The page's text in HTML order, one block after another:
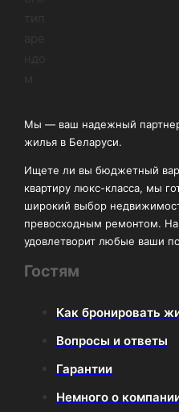
Мы — ваш надежный
жилья в Беларуси.
Ищете ли вы бюджетный
квартиру люкс-класса, мы
широкий выбор
превосходным ремонтом.
удовлетворит любые ваши
Гостям
Как бронировать
Вопросы и ответы
Гарантии
Немного о